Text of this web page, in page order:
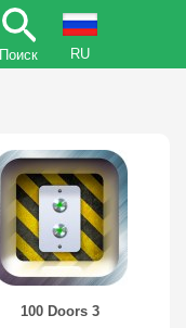
Поиск RU
100 Doors 3